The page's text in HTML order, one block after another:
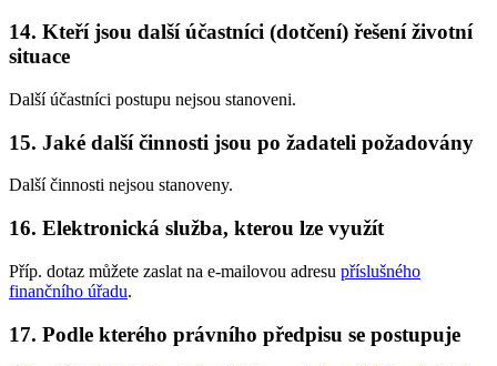
14. Kteří jsou další účastníci (dotčení) řešení životní
situace
Další účastníci postupu nejsou stanoveni.
15. Jaké další činnosti jsou po žadateli požadovány
Další činnosti nejsou stanoveny.
16. Elektronická služba, kterou lze využít
Příp. dotaz můžete zaslat na e-mailovou adresu příslušného
finančního úřadu.
17. Podle kterého právního předpisu se postupuje